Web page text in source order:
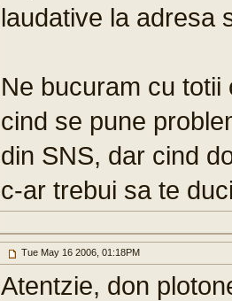
laudative la adresa
Ne bucuram cu
cind se pune
din SNS, dar cind
c-ar trebui sa te
Tue May 16 2006, 01:18PM
Atentzie, don